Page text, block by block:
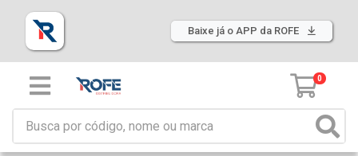
Baixe já o APP da ROFE
0